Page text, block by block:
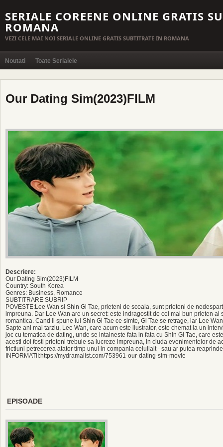
SERIALE COREENE ONLINE GRATIS
ROMANA
VEZI CELE MAI NOI SERIALE ONLINE GRATIS SUBTITRATE IN ROMANA
Noutati Toate Serialele
Our Dating Sim(2023)FILM
Descriere:
Our Dating Sim(2023)FILM
Country: South Korea
Genres: Business, Romance
SUBTITRARE SUBRIP
POVESTE:Lee Wan si Shin Gi Tae, prieteni de scoala, sunt prieteni de
impreuna. Dar Lee Wan are un secret: este indragostit de cel mai bun prieten
romantica. Cand ii spune lui Shin Gi Tae ce simte, Gi Tae se retrage, iar Lee
Sapte ani mai tarziu, Lee Wan, care acum este ilustrator, este chemat la un
joc cu tematica de dating, unde se intalneste fata in fata cu Shin Gi Tae, care
acesti doi fosti prieteni trebuie sa lucreze impreuna, in ciuda evenimentelor de
frictiuni petrecerea atator timp unul in compania celuilalt - sau ar putea
INFORMATII:https://mydramalist.com/753961-our-dating-sim-movie
EPISOADE